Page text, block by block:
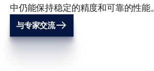
中仍能保持稳定的精度和可靠的性能。
与专家交流